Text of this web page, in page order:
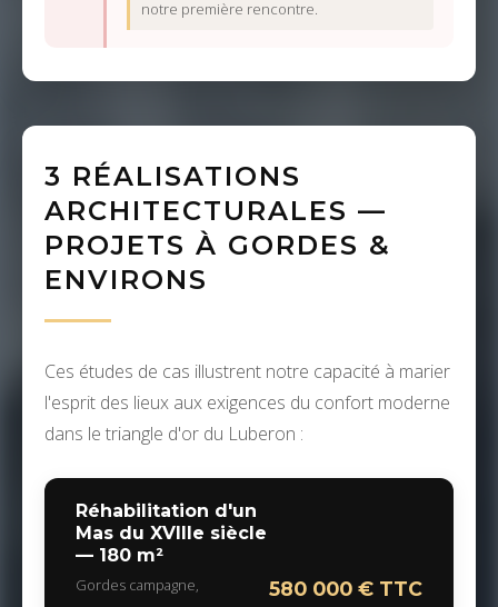
notre première rencontre.
3 RÉALISATIONS
ARCHITECTURALES —
PROJETS À GORDES &
ENVIRONS
Ces études de cas illustrent notre capacité à marier
l'esprit des lieux aux exigences du confort moderne
dans le triangle d'or du Luberon :
Réhabilitation d'un
Mas du XVIIIe siècle
— 180 m²
Gordes campagne,
580 000 € TTC